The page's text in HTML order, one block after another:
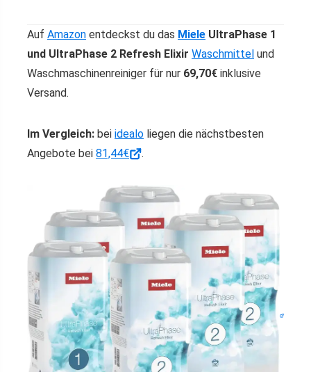
Auf Amazon entdeckst du das Miele UltraPhase 1
und UltraPhase 2 Refresh Elixir Waschmittel und
Waschmaschinenreiniger für nur 69,70€ inklusive
Versand.
Im Vergleich: bei idealo liegen die nächstbesten
Angebote bei 81,44€ .